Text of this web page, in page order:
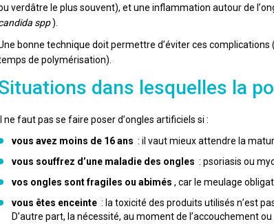
verdâtre le plus souvent), et une inflammation autour de
spp).
bonne technique doit permettre d’éviter ces
de polymérisation).
dans lesquelles la
Il ne faut pas se faire poser d’ongles artificiels si :
vous avez moins de 16 ans : il vaut mieux attendre la
vous souffrez d’une maladie des ongles : psoriasis ou
vos ongles sont fragiles ou abimés , car le meulage
vous êtes enceinte : la toxicité des produits utilisés n’est
D’autre part, la nécessité, au moment de l’accouchement